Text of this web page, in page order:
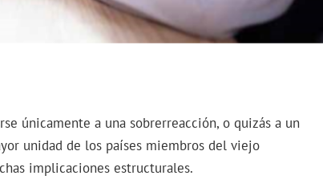
únicamente a una sobrerreacción, o quizás a un
unidad de los países miembros del viejo
implicaciones estructurales.